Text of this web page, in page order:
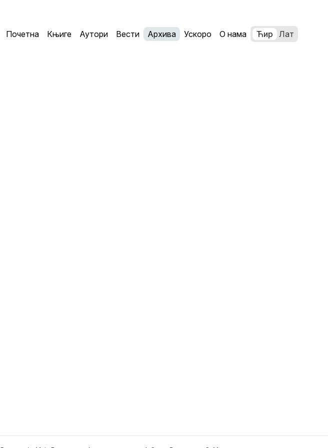
Почетна Књиге Аутори Вести Архива Ускоро О нама Ћир Лат